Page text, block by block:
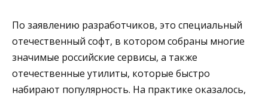
По заявлению разработчиков, это специальный
отечественный софт, в котором собраны многие
значимые российские сервисы, а также
отечественные утилиты, которые быстро
набирают популярность. На практике оказалось,